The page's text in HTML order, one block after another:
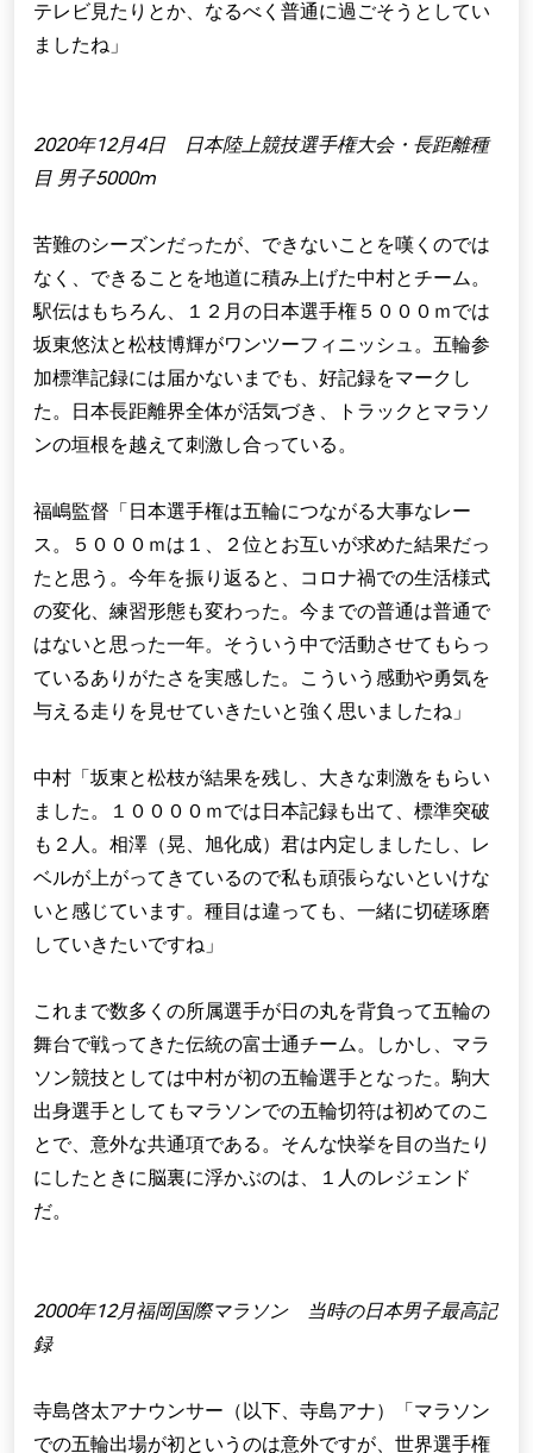
テレビ見たりとか、なるべく普通に過ごそうとしてい
ましたね」
2020年12月4日 日本陸上競技選手権大会・長距離種
目 男子5000m
苦難のシーズンだったが、できないことを嘆くのでは
なく、できることを地道に積み上げた中村とチーム。
駅伝はもちろん、１２月の日本選手権５０００ｍでは
坂東悠汰と松枝博輝がワンツーフィニッシュ。五輪参
加標準記録には届かないまでも、好記録をマークし
た。日本長距離界全体が活気づき、トラックとマラソ
ンの垣根を越えて刺激し合っている。
福嶋監督「日本選手権は五輪につながる大事なレー
ス。５０００ｍは１、２位とお互いが求めた結果だっ
たと思う。今年を振り返ると、コロナ禍での生活様式
の変化、練習形態も変わった。今までの普通は普通で
はないと思った一年。そういう中で活動させてもらっ
ているありがたさを実感した。こういう感動や勇気を
与える走りを見せていきたいと強く思いましたね」
中村「坂東と松枝が結果を残し、大きな刺激をもらい
ました。１００００ｍでは日本記録も出て、標準突破
も２人。相澤（晃、旭化成）君は内定しましたし、レ
ベルが上がってきているので私も頑張らないといけな
いと感じています。種目は違っても、一緒に切磋琢磨
していきたいですね」
これまで数多くの所属選手が日の丸を背負って五輪の
舞台で戦ってきた伝統の富士通チーム。しかし、マラ
ソン競技としては中村が初の五輪選手となった。駒大
出身選手としてもマラソンでの五輪切符は初めてのこ
とで、意外な共通項である。そんな快挙を目の当たり
にしたときに脳裏に浮かぶのは、１人のレジェンド
だ。
2000年12月福岡国際マラソン 当時の日本男子最高記
録
寺島啓太アナウンサー（以下、寺島アナ）「マラソン
での五輪出場が初というのは意外ですが、世界選手権